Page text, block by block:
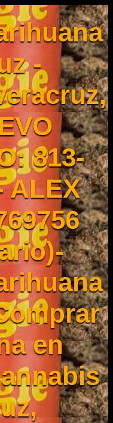
-
813-
ALEX
en